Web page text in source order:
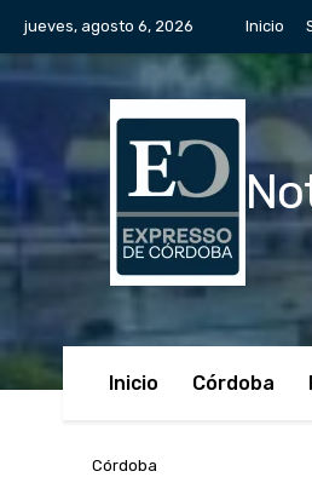
jueves, agosto 6, 2026 Inicio
Inicio Córdoba
Córdoba